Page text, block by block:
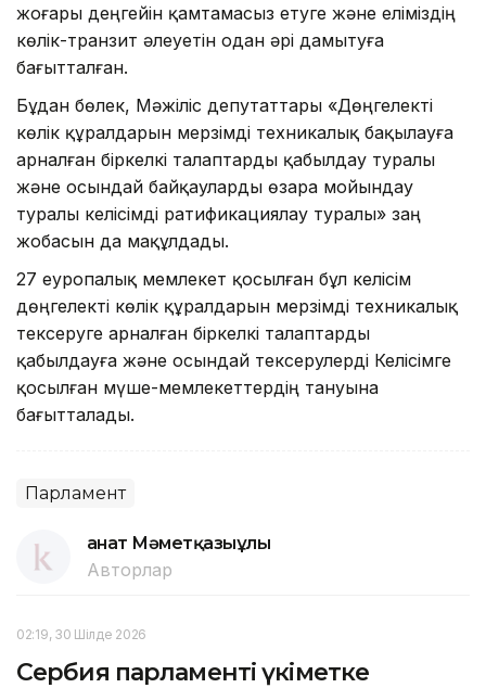
жоғары деңгейін қамтамасыз етуге және еліміздің
көлік-транзит әлеуетін одан әрі дамытуға
бағытталған.
Бұдан бөлек, Мәжіліс депутаттары «Дөңгелекті
көлік құралдарын мерзімді техникалық бақылауға
арналған біркелкі талаптарды қабылдау туралы
және осындай байқауларды өзара мойындау
туралы келісімді ратификациялау туралы» заң
жобасын да мақұлдады.
27 еуропалық мемлекет қосылған бұл келісім
дөңгелекті көлік құралдарын мерзімді техникалық
тексеруге арналған біркелкі талаптарды
қабылдауға және осындай тексерулерді Келісімге
қосылған мүше-мемлекеттердің тануына
бағытталады.
Парламент
Қанат Мәметқазыұлы
Авторлар
02:19, 30 Шілде 2026
Сербия парламенті үкіметке